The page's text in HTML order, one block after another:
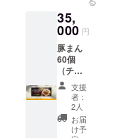
35,
000 円
豚まん
60個
（チ
ケッ
ト）、
感謝状
※チケッ
トの有
支援
者：
2人
お届
け予